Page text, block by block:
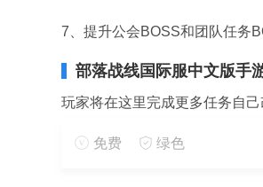
7、提升公会BOSS和团队任务
部落战线国际服中文版手
玩家将在这里完成更多任务自己
爽快的策略战争游戏需要玩家
免费 绿色